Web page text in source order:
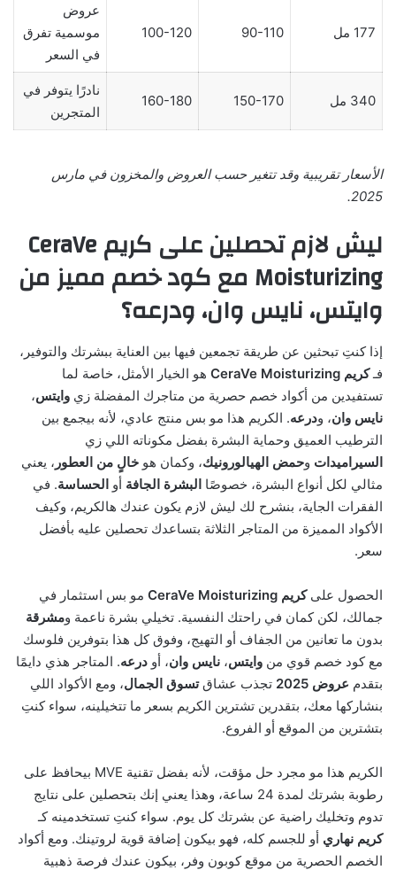
177 مل 90-110
100-120
عروض
موسمية تفرق
في السعر
340 مل 150-170
160-180
نادرًا يتوفر في
المتجرين
الأسعار تقريبية وقد تتغير حسب العروض والمخزون في مارس
2025.
ليش لازم تحصلين على كريم CeraVe
Moisturizing مع كود خصم مميز من
وايتس، نايس وان، ودرعه؟
إذا كنتِ تبحثين عن طريقة تجمعين فيها بين العناية ببشرتك والتوفير،
فـكريم CeraVe Moisturizing
هو الخيار الأمثل، خاصة لما
تستفيدين من أكواد خصم حصرية من متاجرك المفضلة زي وايتس،
نايس وان، ودرعه. الكريم هذا مو بس منتج عادي، لأنه بيجمع بين
الترطيب العميق وحماية البشرة بفضل مكوناته اللي زي
السيراميدات وحمض الهيالورونيك، وكمان هو خالٍ من العطور ، يعني
مثالي لكل أنواع البشرة، خصوصًا البشرة الجافة أو الحساسة. في
الفقرات الجاية، بنشرح لك ليش لازم يكون عندك هالكريم، وكيف
الأكواد المميزة من المتاجر الثلاثة بتساعدك تحصلين عليه بأفضل
سعر.
الحصول علىكريم CeraVe Moisturizing
مو بس استثمار في
جمالك، لكن كمان في راحتك النفسية. تخيلي بشرة ناعمة ومشرقة
بدون ما تعانين من الجفاف أو التهيج، وفوق كل هذا بتوفرين فلوسك
مع كود خصم قوي من وايتس، نايس وان، أو درعه. المتاجر هذي دايمًا
بتقدم عروض 2025 تجذب عشاقتسوق الجمال، ومع الأكواد اللي
بنشاركها معك، بتقدرين تشترين الكريم بسعر ما تتخيلينه، سواء كنتِ
بتشترين من الموقع أو الفروع.
الكريم هذا مو مجرد حل مؤقت، لأنه بفضل تقنية MVE بيحافظ على
رطوبة بشرتك لمدة 24 ساعة، وهذا يعني إنك بتحصلين على نتايج
تدوم وتخليك راضية عن بشرتك كل يوم. سواء كنتِ تستخدمينه كـ
كريم نهاري أو للجسم كله، فهو بيكون إضافة قوية لروتينك. ومع أكواد
الخصم الحصرية من موقع كوبون وفر، بيكون عندك فرصة ذهبية